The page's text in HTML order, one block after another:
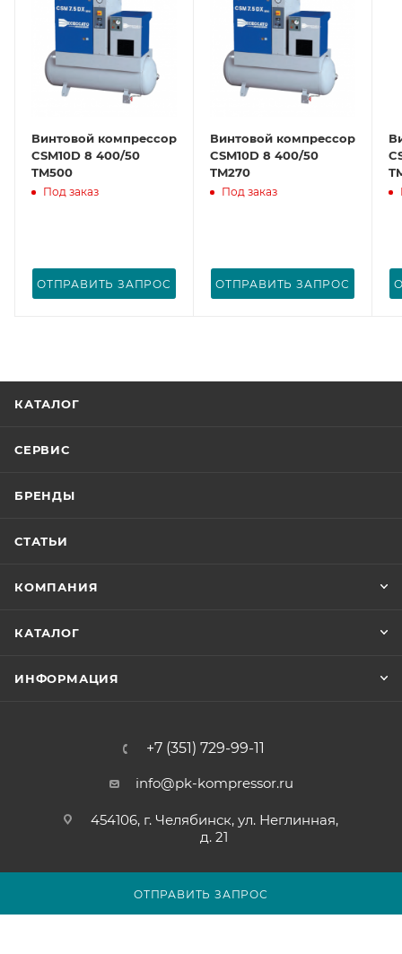
ОТПРАВИТЬ ЗАПРОС
Винтовой компрессор
CSM10D 8 400/50
TM500
Под заказ
ОТПРАВИТЬ ЗАПРОС
Винтовой компрессор
CSM10D 8 400/50
TM270
Под заказ
ОТПРАВИТЬ ЗАПРОС
КАТАЛОГ
СЕРВИС
БРЕНДЫ
СТАТЬИ
КОМПАНИЯ
КАТАЛОГ
ИНФОРМАЦИЯ
+7 (351) 729-99-11
info@pk-kompressor.ru
454106, г. Челябинск, ул. Неглинная,
д. 21